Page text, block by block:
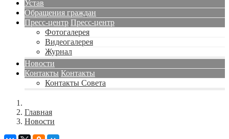
Устав
Обращения граждан
Пресс-центр Пресс-центр
Фотогалерея
Видеогалерея
Журнал
Новости
Контакты Контакты
Контакты Совета
Главная
Новости